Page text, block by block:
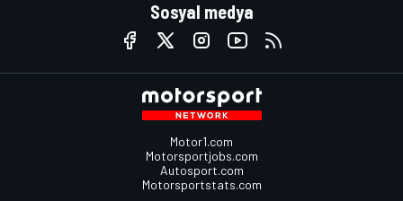
Sosyal medya
Motor1.com
Motorsportjobs.com
Autosport.com
Motorsportstats.com